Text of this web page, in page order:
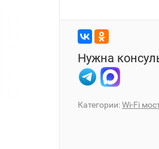
Нужна
Категории:Wi-Fi